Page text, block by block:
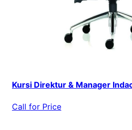
Kursi Direktur & Manager
Call for Price